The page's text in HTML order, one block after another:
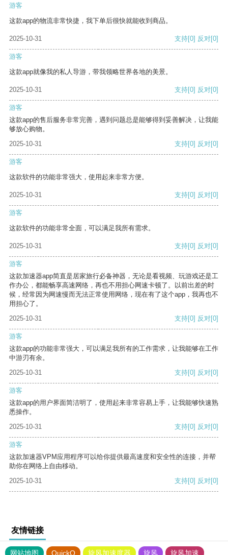
游客
这款app的物流非常快捷，我下单后很快就能收到商品。
2025-10-31 支持[0] 反对[0]
游客
这款app就像我的私人导游，带我领略世界各地的美景。
2025-10-31 支持[0] 反对[0]
游客
这款app的售后服务非常完善，遇到问题总是能够得到妥善解决，让我能
够放心购物。
2025-10-31
支持[0] 反对[0]
游客
这款软件的功能非常强大，使用起来非常方便。
2025-10-31 支持[0] 反对[0]
游客
这款软件的功能非常全面，可以满足我所有需求。
2025-10-31 支持[0] 反对[0]
游客
这款加速器app简直是居家旅行必备神器，无论是看视频、玩游戏还是工
作办公，都能畅享高速网络，再也不用担心网速卡顿了。以前出差的时
候，经常因为网速慢而无法正常使用网络，现在有了这个app，我再也不
用担心了。
2025-10-31
支持[0] 反对[0]
游客
这款app的功能非常强大，可以满足我所有的工作需求，让我能够在工作
中游刃有余。
2025-10-31
支持[0] 反对[0]
游客
这款app的用户界面简洁明了，使用起来非常容易上手，让我能够快速熟
悉操作。
2025-10-31
支持[0] 反对[0]
游客
这款加速器VPM应用程序可以给你提供最高速度和安全性的连接，并帮
助你在网络上自由移动。
2025-10-31
支持[0] 反对[0]
友情链接
网站地图 QuickQ 旋风加速度器 旋风 旋风加速